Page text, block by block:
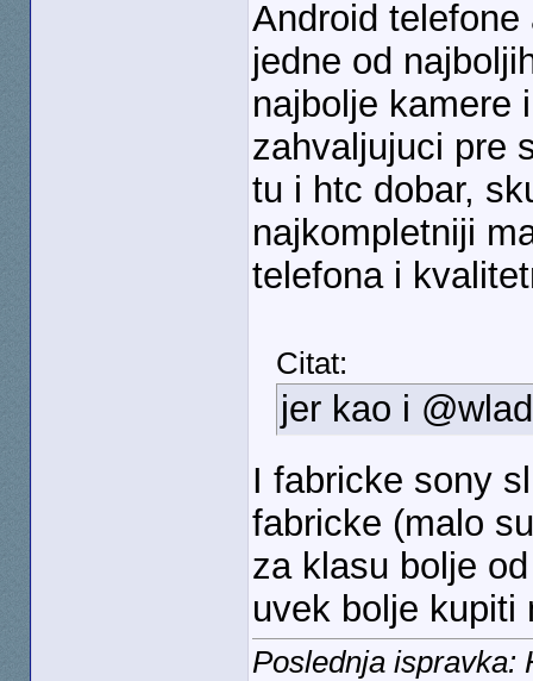
Android
jedne od
najbolje kamere
zahvaljujuci pre
tu i htc dobar,
najkompletniji
telefona i
Citat:
jer kao i
I fabricke sony
fabricke (malo
za klasu bolje
uvek bolje kupiti
Poslednja ispravka: